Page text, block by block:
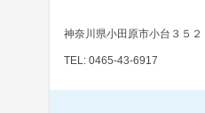
神奈川県小田原市小台３５２
TEL: 0465-43-6917